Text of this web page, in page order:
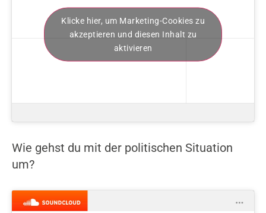
Klicke hier, um Marketing-Cookies zu
akzeptieren und diesen Inhalt zu
aktivieren
Wie gehst du mit der politischen Situation
um?